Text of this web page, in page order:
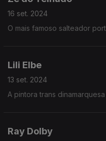
16 set. 2024
O mais famoso salteador
Lili Elbe
13 set. 2024
A pintora trans
Ray Dolby